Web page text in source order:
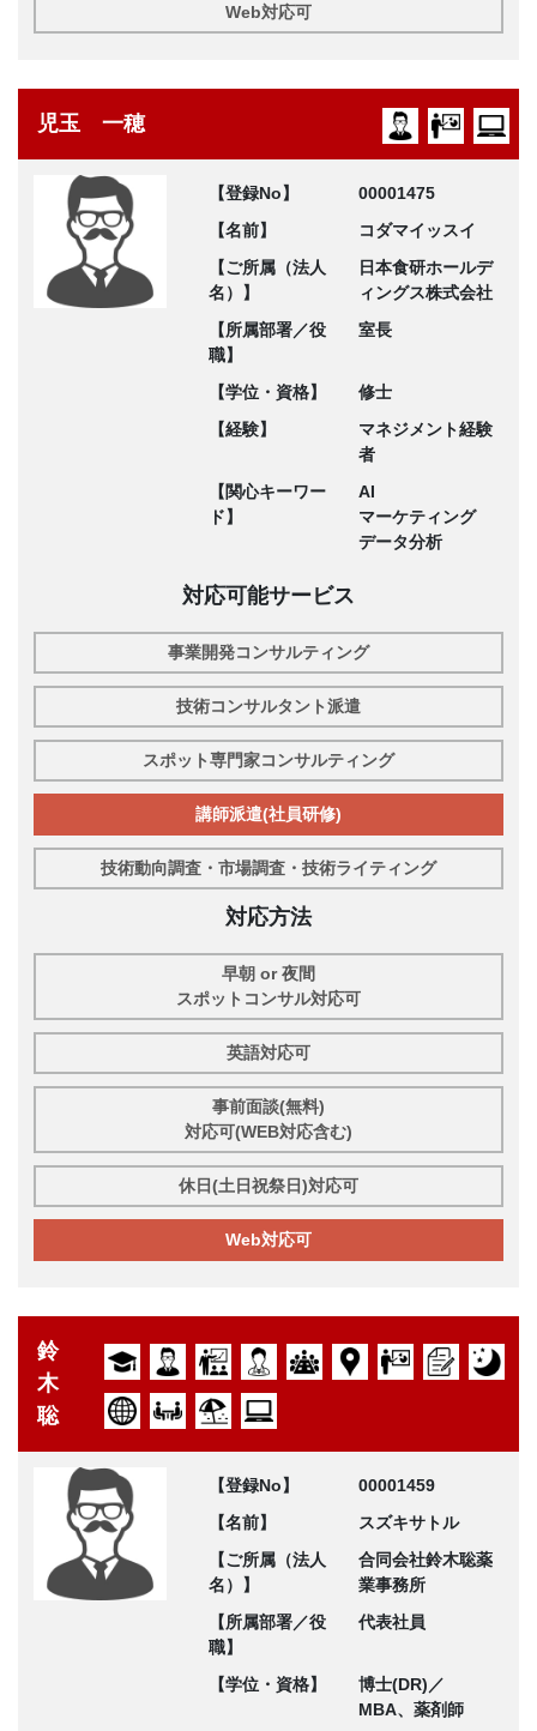
Web対応可
児玉 一穂
【登録No】
00001475
【名前】
コダマイッスイ
【ご所属（法人
名）】
日本食研ホールデ
ィングス株式会社
【所属部署／役
職】
室長
【学位・資格】
修士
【経験】
マネジメント経験
者
【関心キーワー
ド】
AI
マーケティング
データ分析
対応可能サービス
事業開発コンサルティング
技術コンサルタント派遣
スポット専門家コンサルティング
講師派遣(社員研修)
技術動向調査・市場調査・技術ライティング
対応方法
早朝 or 夜間
スポットコンサル対応可
英語対応可
事前面談(無料)
対応可(WEB対応含む)
休日(土日祝祭日)対応可
Web対応可
鈴
木
聡
【登録No】
00001459
【名前】
スズキサトル
【ご所属（法人
名）】
合同会社鈴木聡薬
業事務所
【所属部署／役
職】
代表社員
【学位・資格】
博士(DR)／
MBA、薬剤師